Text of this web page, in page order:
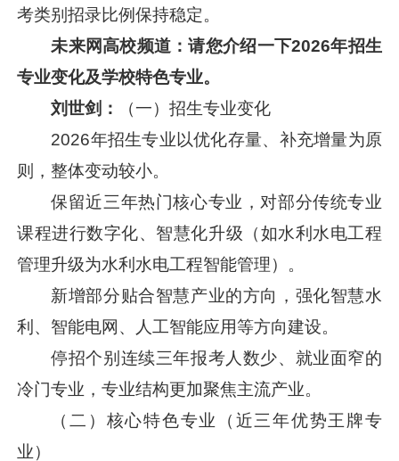
考类别招录比例保持稳定。
未来网高校频道：请您介绍一下2026年招生
专业变化及学校特色专业。
刘世剑：
（一）招生专业变化
2026年招生专业以优化存量、补充增量为原
则，整体变动较小。
保留近三年热门核心专业，对部分传统专业
课程进行数字化、智慧化升级（如水利水电工程
管理升级为水利水电工程智能管理）。
新增部分贴合智慧产业的方向，强化智慧水
利、智能电网、人工智能应用等方向建设。
停招个别连续三年报考人数少、就业面窄的
冷门专业，专业结构更加聚焦主流产业。
（二）核心特色专业（近三年优势王牌专
业）